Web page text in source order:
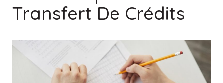
Transfert De Crédits